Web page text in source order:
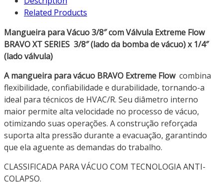
Related Products
Mangueira para Vácuo 3/8″ com Válvula Extreme Flow
BRAVO XT SERIES 3/8″ (lado da bomba de vácuo) x 1/4″
(lado válvula)
A mangueira para vácuo BRAVO Extreme Flowcombina
flexibilidade, confiabilidade e durabilidade, tornando-a
ideal para técnicos de HVAC/R. Seu diâmetro interno
maior permite alta velocidade no processo de vácuo,
otimizando suas operações. A construção reforçada
suporta alta pressão durante a evacuação, garantindo
que ela aguente as demandas do trabalho.
CLASSIFICADA PARA VÁCUO COM TECNOLOGIA ANTI-
COLAPSO.